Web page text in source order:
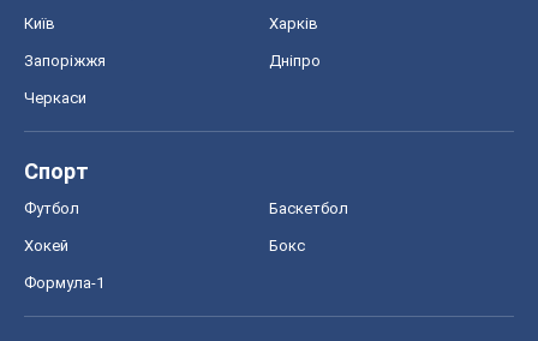
Київ Харків
Запоріжжя Дніпро
Черкаси
Спорт
Футбол Баскетбол
Хокей Бокс
Формула-1